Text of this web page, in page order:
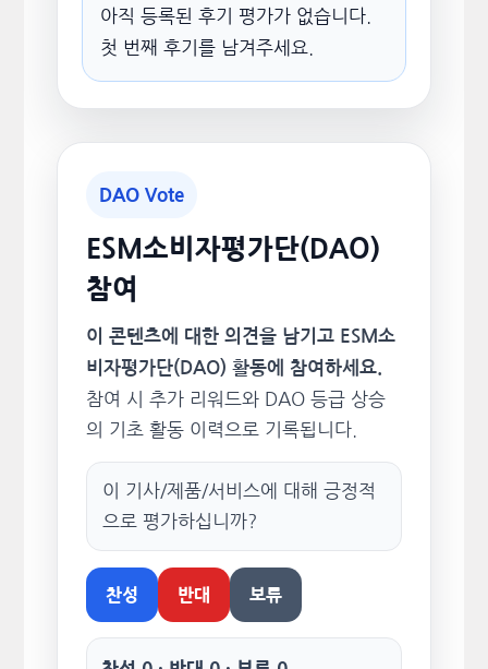
아직 등록된 후기 평가가 없습니다.
첫 번째 후기를 남겨주세요.
DAO Vote
ESM소비자평가단(DAO)
참여
이 콘텐츠에 대한 의견을 남기고 ESM소
비자평가단(DAO) 활동에 참여하세요.
참여 시 추가 리워드와 DAO 등급 상승
의 기초 활동 이력으로 기록됩니다.
이 기사/제품/서비스에 대해 긍정적
으로 평가하십니까?
찬성 반대 보류